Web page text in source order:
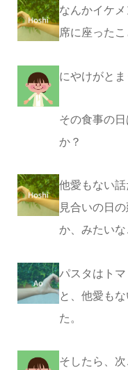
なんかイケ
席に座ったこ
にやけがと
その食事の
か？
他愛もない
見合いの日
か、みたいな
パスタはト
と、他愛も
た。
そしたら、